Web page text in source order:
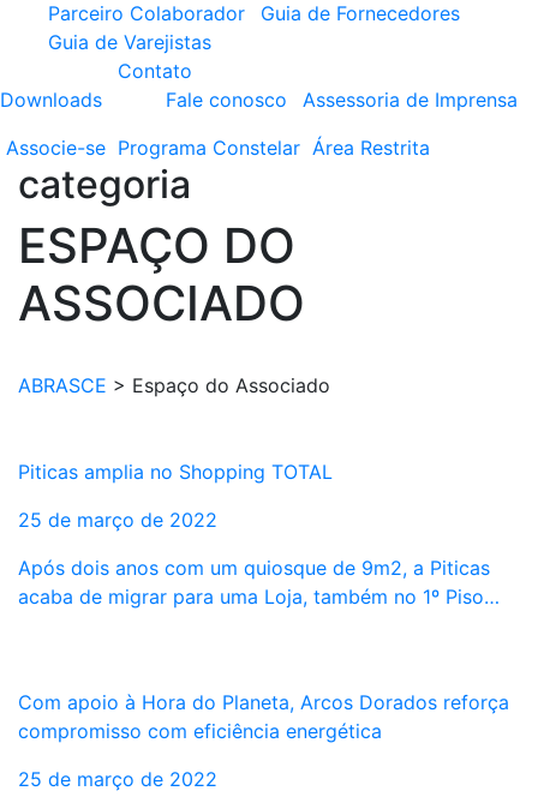
Parceiro Colaborador
Guia de Fornecedores
Guia de Varejistas
Downloads
Contato
Fale conosco
Assessoria de Imprensa
Associe-se Programa Constelar Área Restrita
categoria
ESPAÇO DO
ASSOCIADO
ABRASCE > Espaço do Associado
Piticas amplia no Shopping TOTAL
25 de março de 2022
Após dois anos com um quiosque de 9m2, a Piticas
acaba de migrar para uma Loja, também no 1º Piso…
Com apoio à Hora do Planeta, Arcos Dorados reforça
compromisso com eficiência energética
25 de março de 2022